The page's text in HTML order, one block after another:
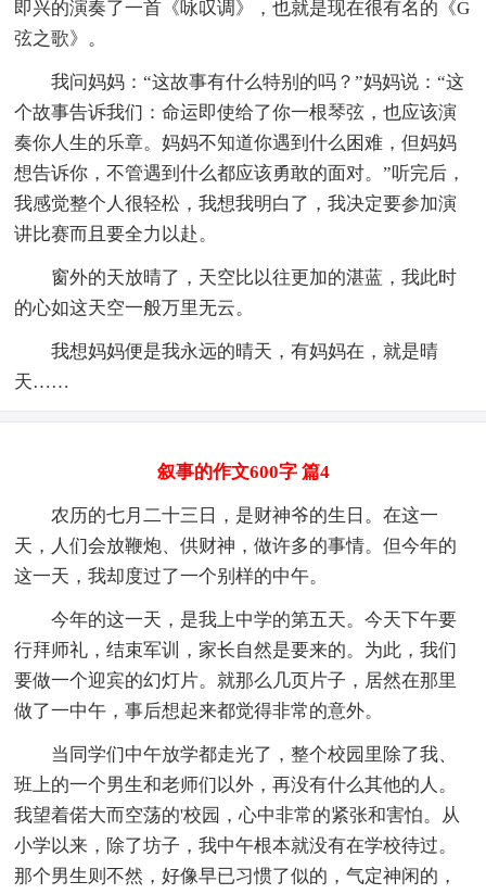
即兴的演奏了一首《咏叹调》，也就是现在很有名的《G
弦之歌》。
我问妈妈：“这故事有什么特别的吗？”妈妈说：“这
个故事告诉我们：命运即使给了你一根琴弦，也应该演
奏你人生的乐章。妈妈不知道你遇到什么困难，但妈妈
想告诉你，不管遇到什么都应该勇敢的面对。”听完后，
我感觉整个人很轻松，我想我明白了，我决定要参加演
讲比赛而且要全力以赴。
窗外的天放晴了，天空比以往更加的湛蓝，我此时
的心如这天空一般万里无云。
我想妈妈便是我永远的晴天，有妈妈在，就是晴
天……
叙事的作文600字 篇4
农历的七月二十三日，是财神爷的生日。在这一
天，人们会放鞭炮、供财神，做许多的事情。但今年的
这一天，我却度过了一个别样的中午。
今年的这一天，是我上中学的第五天。今天下午要
行拜师礼，结束军训，家长自然是要来的。为此，我们
要做一个迎宾的幻灯片。就那么几页片子，居然在那里
做了一中午，事后想起来都觉得非常的意外。
当同学们中午放学都走光了，整个校园里除了我、
班上的一个男生和老师们以外，再没有什么其他的人。
我望着偌大而空荡的'校园，心中非常的紧张和害怕。从
小学以来，除了坊子，我中午根本就没有在学校待过。
那个男生则不然，好像早已习惯了似的，气定神闲的，